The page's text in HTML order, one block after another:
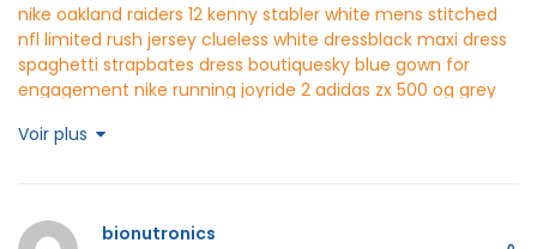
nike oakland raiders 12 kenny stabler white mens stitched
nfl limited rush jersey clueless white dressblack maxi dress
spaghetti strapbates dress boutiquesky blue gown for
engagement nike running joyride 2 adidas zx 500 og grey
nike jordan shoes 2021
Voir plus
bionutronics